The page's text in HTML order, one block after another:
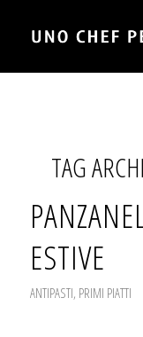
TAG
ESTIVE
ANTIPASTI, PRIMI PIATTI